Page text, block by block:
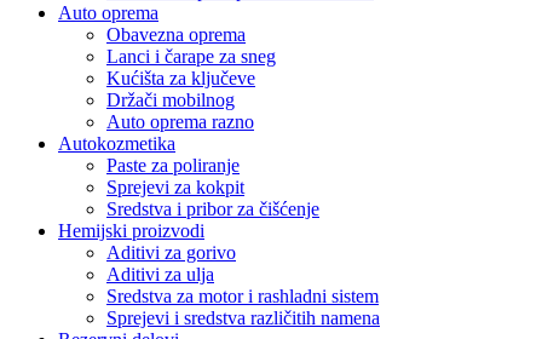
Auto oprema
Obavezna oprema
Lanci i čarape za sneg
Kućišta za ključeve
Držači mobilnog
Auto oprema razno
Autokozmetika
Paste za poliranje
Sprejevi za kokpit
Sredstva i pribor za čišćenje
Hemijski proizvodi
Aditivi za gorivo
Aditivi za ulja
Sredstva za motor i rashladni sistem
Sprejevi i sredstva različitih namena